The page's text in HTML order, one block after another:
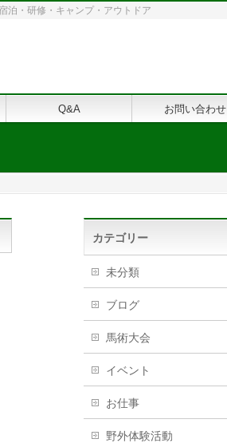
泊・研修・キャンプ・アウトドア
Q&A お問い合わせ
カテゴリー
未分類
ブログ
馬術大会
イベント
お仕事
野外体験活動